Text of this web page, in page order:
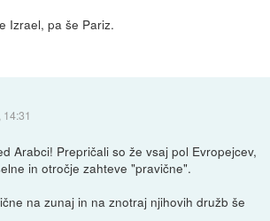
Izrael, pa še Pariz.
14:31
Arabci! Prepričali so že vsaj pol Evropejcev,
in otročje zahteve "pravične".
na zunaj in na znotraj njihovih družb še